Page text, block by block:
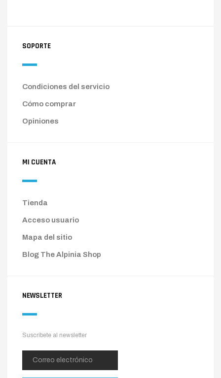
SOPORTE
Condiciones del servicio
Cómo comprar
Opiniones
MI CUENTA
Tienda
Acceso usuario
Mapa del sitio
Blog The Alpinia Shop
NEWSLETTER
Suscríbete al newsletter